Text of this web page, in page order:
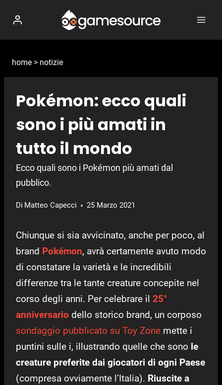
contenuto
home > notizie
Pokémon: ecco quali
sono i più amati in
tutto il mondo
Ecco quali sono i Pokémon più amati dal
pubblico.
Di Matteo Capecci 25 Marzo 2021
Chiunque si sia avvicinato, anche per poco, al
brand Pokémon, avrà certamente avuto modo
di constatare la varietà e le incredibili
differenze tra le tante creature concepite nel
corso degli anni. Per celebrare il 25°
anniversario dello storico brand, un corposo
sondaggio pubblicato su Toy Zone mette i
puntini sulle i, illustrando quelle che sono le
creature preferite dai giocatori di ogni Paese
(compresa ovviamente l’Italia). Riuscite a